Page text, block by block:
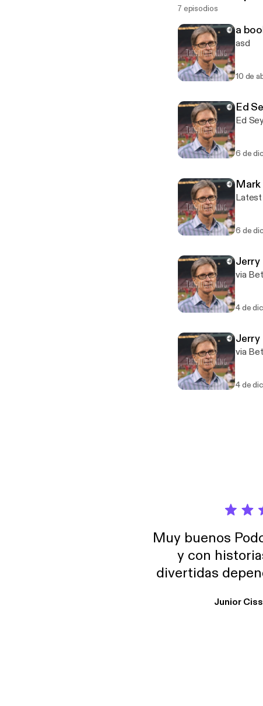
7 episodios
a
asd
10 de
Ed
Ed
6 de
6 de
Jerry
via
4 de
Jerry
via
4 de
Muy buenos
y con
divertidas
trabajo ya que
Junior